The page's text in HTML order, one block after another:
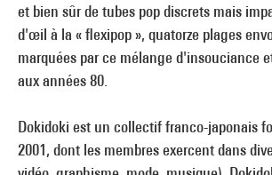
et bien sûr de tubes pop discrets mais
d'œil à la « flexipop », quatorze plages
marquées par ce mélange d'insouciance
aux années 80.
Dokidoki est un collectif franco-japonais
2001, dont les membres exercent dans